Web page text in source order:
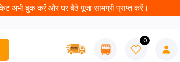
अभी बुक करें और घर बैठे पूजा सामग्री प्राप्त करें।
0